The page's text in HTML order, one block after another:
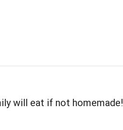
will eat if not homemade!